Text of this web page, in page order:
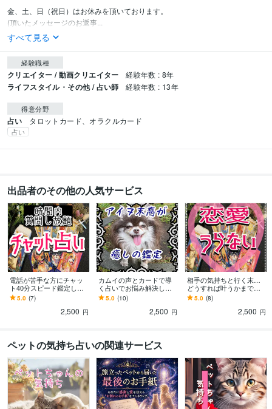
金、土、日（祝日）はお休みを頂いております。
(頂いたメッセージのお返事...
すべて見る
経験職種
クリエイター / 動画クリエイター 経験年数 : 8年
ライフスタイル・その他 / 占い師 経験年数 : 13年
得意分野
占い タロットカード、オラクルカード
占い
出品者のその他の人気サービス
電話が苦手な方にチャッ
ト40分スピード鑑定しま
す 恋愛から仕事など幾つ
でも！時間内なら質問数
無制限でお悩み鑑定
5.0 (7)
2,500 円
カムイの声とカードで導
く占いでお悩み解決しま
す 仕事・恋愛・家庭・不
倫・同性愛…どんなご相
談も受け止めます
5.0 (10)
2,500 円
相手の気持ちと行く末…
どうすれば叶うかまで視
ます 片思い、両思い、不
倫、同性愛…アイヌ末裔
がカードでお伝え
5.0 (8)
2,500 円
ペットの気持ち占いの関連サービス